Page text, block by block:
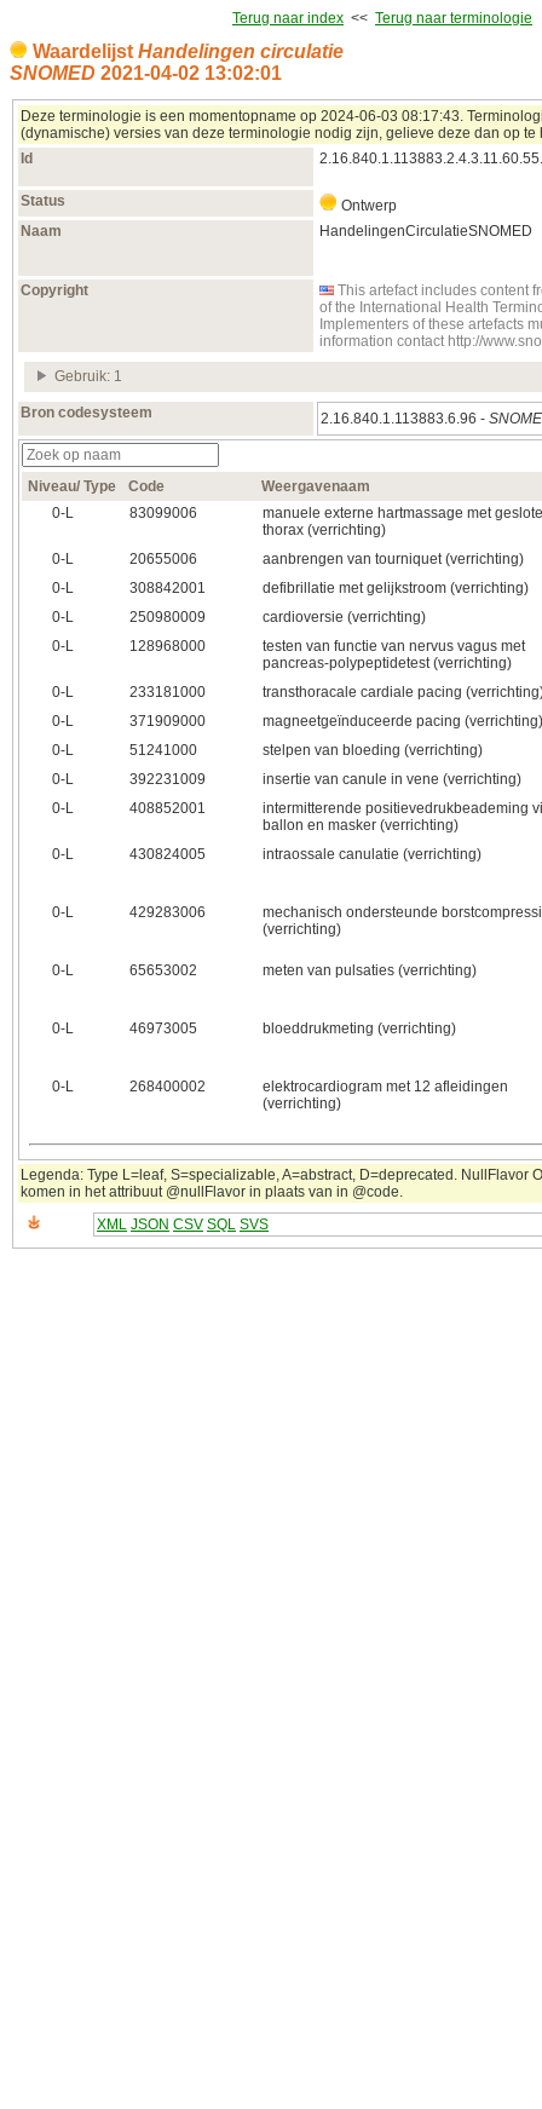
Terug naar index << Terug naar terminologie
Waardelijst Handelingen circulatie
SNOMED 2021‑04‑02 13:02:01
Deze terminologie is een momentopname op 2024‑06‑03 08:17:43.
(dynamische) versies van deze terminologie nodig zijn, gelieve deze dan op te
Id
Status
Ontwerp
Naam
HandelingenCirculatieSNOMED
Copyright
This artefact includes content
of the International Health
Implementers of these artefacts
information contact http://
Gebruik: 1
Bron codesysteem 2.16.840.1.113883.6.96 -
Niveau/ Type Code
Weergavenaam
0‑L
83099006
manuele externe hartmassage met
thorax (verrichting)
0‑L
20655006
aanbrengen van tourniquet (verrichting)
0‑L
308842001
defibrillatie met gelijkstroom (verrichting)
0‑L
250980009
cardioversie (verrichting)
0‑L
128968000
testen van functie van nervus vagus met
pancreas-polypeptidetest (verrichting)
0‑L
233181000
transthoracale cardiale pacing
0‑L
371909000
magneetgeïnduceerde pacing (verrichting)
0‑L
51241000
stelpen van bloeding (verrichting)
0‑L
392231009
insertie van canule in vene (verrichting)
0‑L
408852001
intermitterende positievedrukbeademing
ballon en masker (verrichting)
0‑L
430824005 intraossale canulatie (verrichting)
0‑L 429283006
mechanisch ondersteunde
(verrichting)
0‑L 65653002 meten van pulsaties (verrichting)
0‑L 46973005 bloeddrukmeting (verrichting)
0‑L 268400002
elektrocardiogram met 12 afleidingen
(verrichting)
Legenda: Type L=leaf, S=specializable, A=abstract, D=deprecated.
komen in het attribuut @nullFlavor in plaats van in @code.
XML JSON CSV SQL SVS